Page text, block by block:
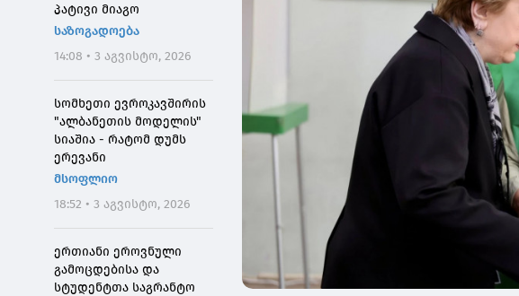
პატივი მიაგო
საზოგადოება
14:08 • 3 აგვისტო, 2026
სომხეთი ევროკავშირის
"ალბანეთის მოდელის"
სიაშია - რატომ დუმს
ერევანი
მსოფლიო
18:52 • 3 აგვისტო, 2026
ერთიანი ეროვნული
გამოცდებისა და
სტუდენტთა საგრანტო